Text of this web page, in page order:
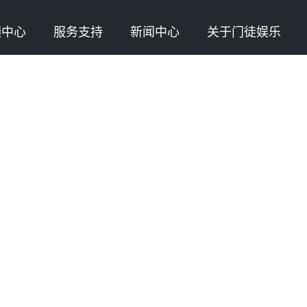
心 服务支持 新闻中心 关于门徒娱乐